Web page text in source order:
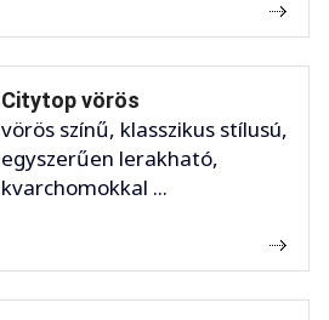
Citytop vörös
vörös színű, klasszikus stílusú,
egyszerűen lerakható,
kvarchomokkal ...